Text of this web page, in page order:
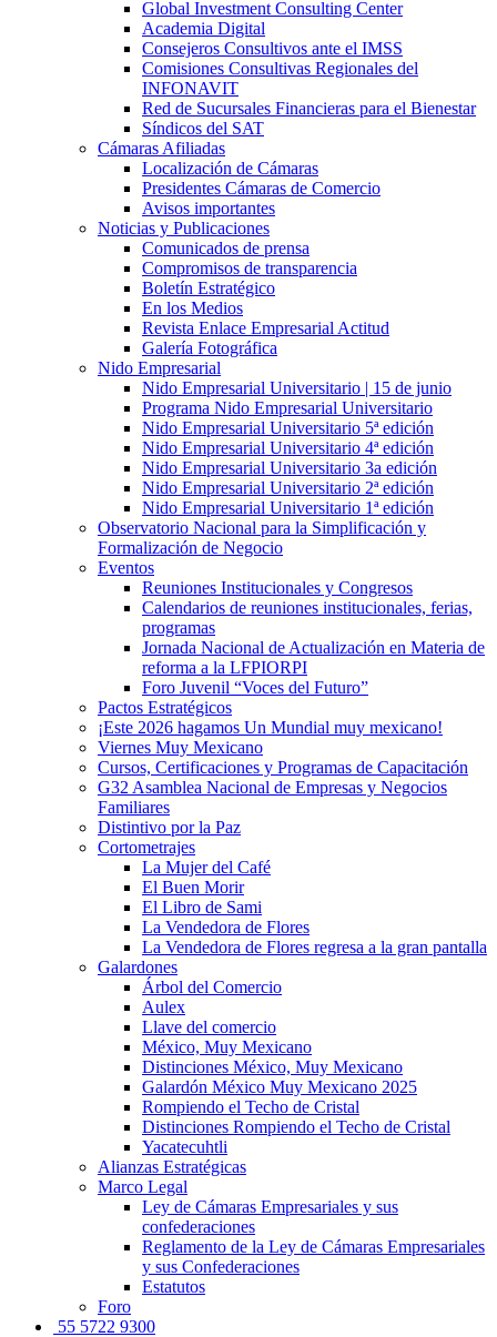
Global Investment Consulting Center
Academia Digital
Consejeros Consultivos ante el IMSS
Comisiones Consultivas Regionales del
INFONAVIT
Red de Sucursales Financieras para el Bienestar
Síndicos del SAT
Cámaras Afiliadas
Localización de Cámaras
Presidentes Cámaras de Comercio
Avisos importantes
Noticias y Publicaciones
Comunicados de prensa
Compromisos de transparencia
Boletín Estratégico
En los Medios
Revista Enlace Empresarial Actitud
Galería Fotográfica
Nido Empresarial
Nido Empresarial Universitario | 15 de junio
Programa Nido Empresarial Universitario
Nido Empresarial Universitario 5ª edición
Nido Empresarial Universitario 4ª edición
Nido Empresarial Universitario 3a edición
Nido Empresarial Universitario 2ª edición
Nido Empresarial Universitario 1ª edición
Observatorio Nacional para la Simplificación y
Formalización de Negocio
Eventos
Reuniones Institucionales y Congresos
Calendarios de reuniones institucionales, ferias,
programas
Jornada Nacional de Actualización en Materia de
reforma a la LFPIORPI
Foro Juvenil “Voces del Futuro”
Pactos Estratégicos
¡Este 2026 hagamos Un Mundial muy mexicano!
Viernes Muy Mexicano
Cursos, Certificaciones y Programas de Capacitación
G32 Asamblea Nacional de Empresas y Negocios
Familiares
Distintivo por la Paz
Cortometrajes
La Mujer del Café
El Buen Morir
El Libro de Sami
La Vendedora de Flores
La Vendedora de Flores regresa a la gran pantalla
Galardones
Árbol del Comercio
Aulex
Llave del comercio
México, Muy Mexicano
Distinciones México, Muy Mexicano
Galardón México Muy Mexicano 2025
Rompiendo el Techo de Cristal
Distinciones Rompiendo el Techo de Cristal
Yacatecuhtli
Alianzas Estratégicas
Marco Legal
Ley de Cámaras Empresariales y sus
confederaciones
Reglamento de la Ley de Cámaras Empresariales
y sus Confederaciones
Estatutos
Foro
55 5722 9300